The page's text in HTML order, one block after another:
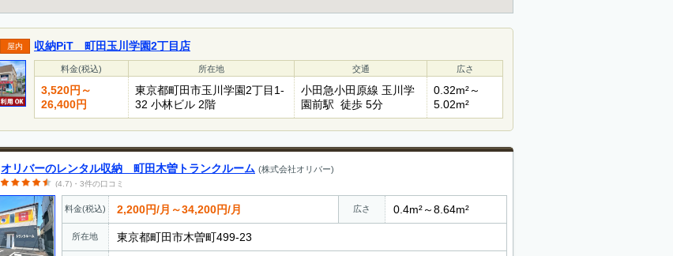
屋内 収納PiT 町田玉川学園2丁目店
料金(税込) 所在地 交通 広さ
3,520円～
26,400円
東京都町田市玉川学園2丁目1-
32 小林ビル 2階
小田急小田原線 玉川学
園前駅 徒歩 5分
0.32m²～
5.02m²
オリバーのレンタル収納 町田木曽トランクルーム (株式会社オリバー)
(4.7)・3件の口コミ
料金(税込) 2,200円/月～34,200円/月 広さ 0.4m²～8.64m²
所在地 東京都町田市木曽町499-23